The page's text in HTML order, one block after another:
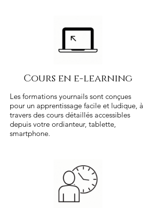
Cours en e-learning
Les formations yournails sont conçues
pour un apprentissage facile et ludique, à
travers des cours détaillés accessibles
depuis votre ordianteur, tablette,
smartphone.